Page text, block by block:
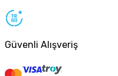
Güvenli Alışveriş